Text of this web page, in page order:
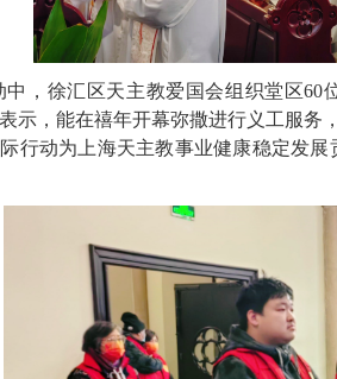
中，徐汇区天主教爱国会组织堂区60
示，能在禧年开幕弥撒进行义工服务
行动为上海天主教事业健康稳定发